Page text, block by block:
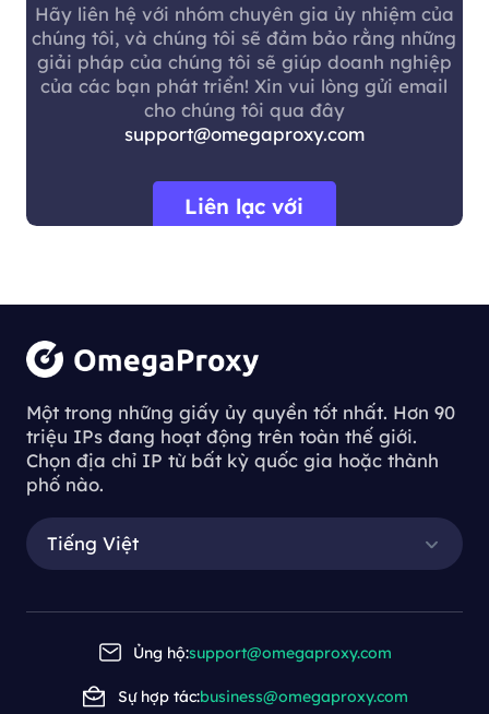
Hãy liên hệ với nhóm chuyên gia ủy nhiệm của
chúng tôi, và chúng tôi sẽ đảm bảo rằng những
giải pháp của chúng tôi sẽ giúp doanh nghiệp
của các bạn phát triển! Xin vui lòng gửi email
cho chúng tôi qua đây
support@omegaproxy.com
Liên lạc với
Một trong những giấy ủy quyền tốt nhất. Hơn 90
triệu IPs đang hoạt động trên toàn thế giới.
Chọn địa chỉ IP từ bất kỳ quốc gia hoặc thành
phố nào.
Tiếng Việt
Ủng hộ:support@omegaproxy.com
Sự hợp tác:business@omegaproxy.com